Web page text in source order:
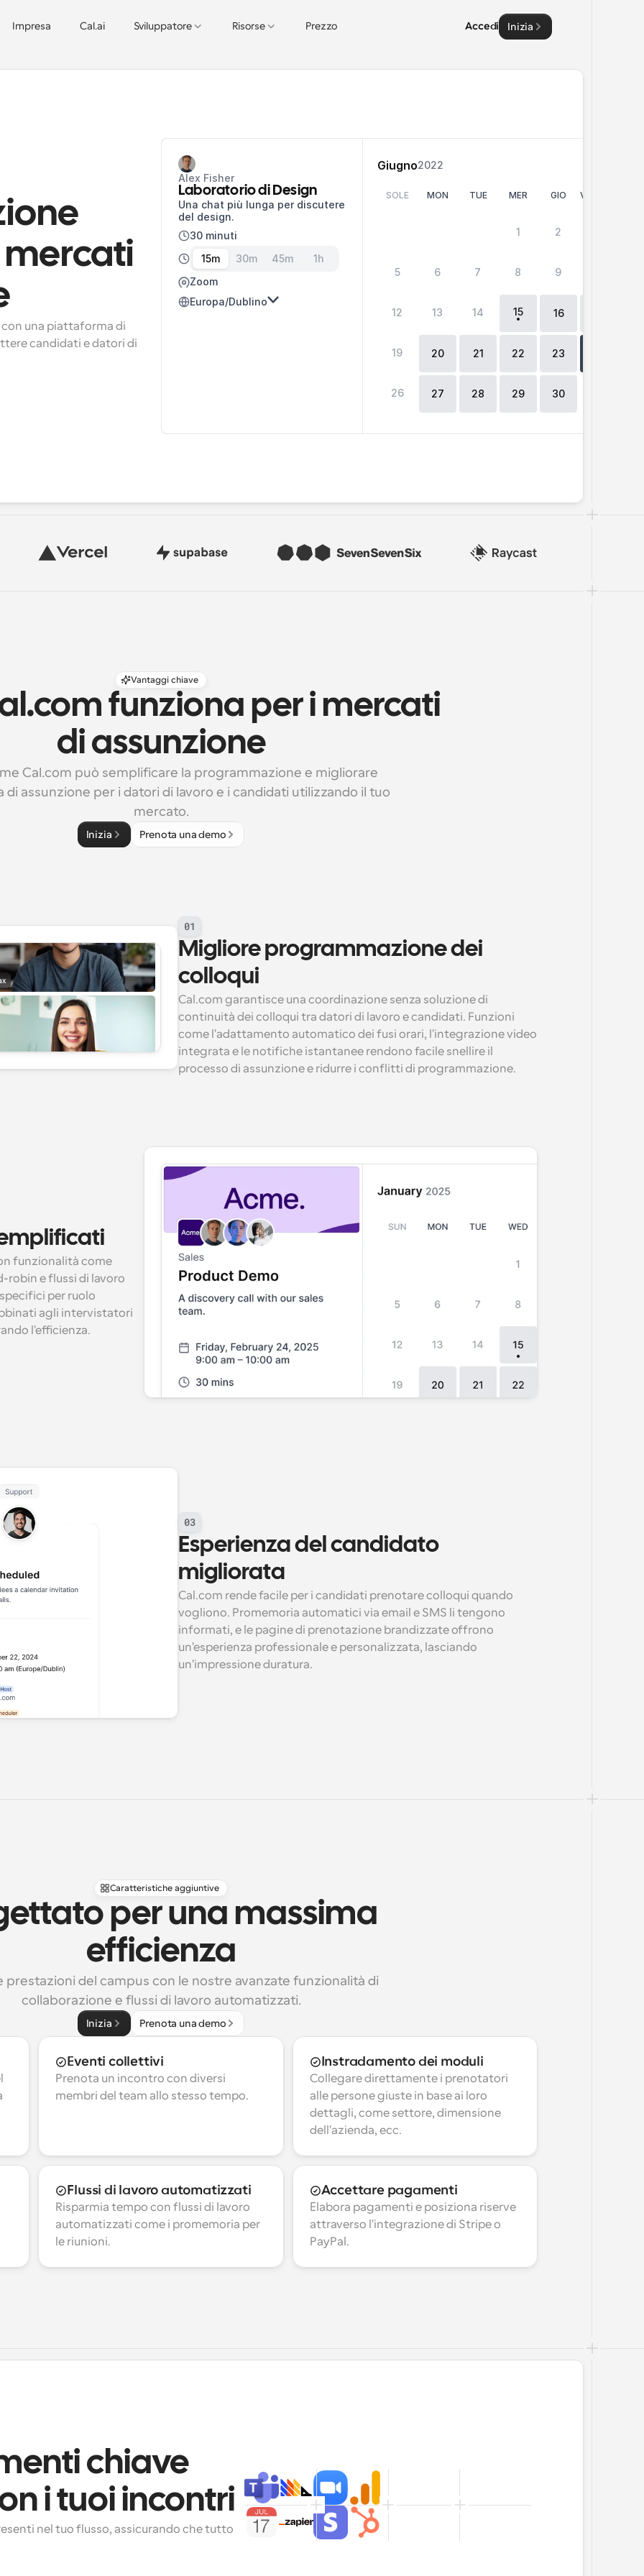
Impresa Cal.ai Sviluppatore Risorse Prezzo Accedi Inizia
una piattaforma di
candidati e datori di
Alex Fisher
Laboratorio di Design
Una chat più lunga per discutere
del design.
30 minuti
15m
30m 45m
1h
Zoom
Europa/Dublino
Giugno2022
SOLE MON TUE MER GIO VENERDÌ
1 2
5 6 7 8 9
12 13 14 15 16
19 20 21 22 23
26 27 28 29 30
Vantaggi chiave
funziona per i mercati
di assunzione
Cal.com può semplificare la programmazione e migliorare
di assunzione per i datori di lavoro e i candidati utilizzando il tuo
mercato.
Inizia Prenota una demo
01
Migliore programmazione dei
colloqui
Cal.com garantisce una coordinazione senza soluzione di
continuità dei colloqui tra datori di lavoro e candidati. Funzioni
come l'adattamento automatico dei fusi orari, l'integrazione video
integrata e le notifiche istantanee rendono facile snellire il
processo di assunzione e ridurre i conflitti di programmazione.
funzionalità come
e flussi di lavoro
per ruolo
agli intervistatori
l'efficienza.
03
Esperienza del candidato
migliorata
Cal.com rende facile per i candidati prenotare colloqui quando
vogliono. Promemoria automatici via email e SMS li tengono
informati, e le pagine di prenotazione brandizzate offrono
un'esperienza professionale e personalizzata, lasciando
un'impressione duratura.
Caratteristiche aggiuntive
per una massima
efficienza
prestazioni del campus con le nostre avanzate funzionalità di
collaborazione e flussi di lavoro automatizzati.
Inizia Prenota una demo
Eventi collettivi
Prenota un incontro con diversi
membri del team allo stesso tempo.
Instradamento dei moduli
Collegare direttamente i prenotatori
alle persone giuste in base ai loro
dettagli, come settore, dimensione
dell'azienda, ecc.
Flussi di lavoro automatizzati
Risparmia tempo con flussi di lavoro
automatizzati come i promemoria per
le riunioni.
Accettare pagamenti
Elabora pagamenti e posiziona riserve
attraverso l'integrazione di Stripe o
PayPal.
chiave
i tuoi incontri
nel tuo flusso, assicurando che tutto